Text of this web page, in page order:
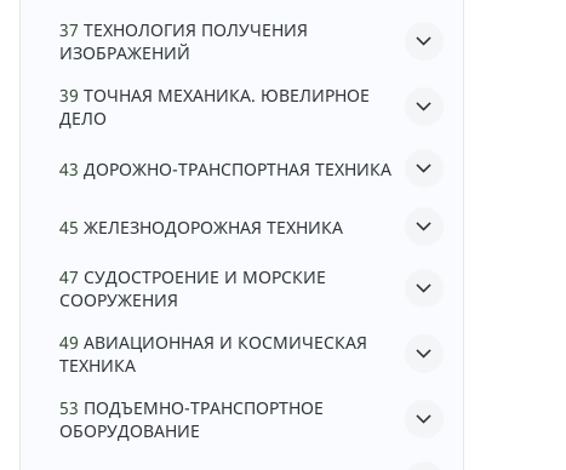
37 ТЕХНОЛОГИЯ ПОЛУЧЕНИЯ
ИЗОБРАЖЕНИЙ
39 ТОЧНАЯ МЕХАНИКА. ЮВЕЛИРНОЕ
ДЕЛО
43 ДОРОЖНО-ТРАНСПОРТНАЯ ТЕХНИКА
45 ЖЕЛЕЗНОДОРОЖНАЯ ТЕХНИКА
47 СУДОСТРОЕНИЕ И МОРСКИЕ
СООРУЖЕНИЯ
49 АВИАЦИОННАЯ И КОСМИЧЕСКАЯ
ТЕХНИКА
53 ПОДЪЕМНО-ТРАНСПОРТНОЕ
ОБОРУДОВАНИЕ